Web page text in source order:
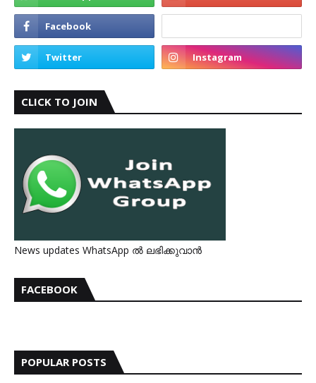
CLICK TO JOIN
News updates WhatsApp ൽ ലഭിക്കുവാൻ
FACEBOOK
POPULAR POSTS